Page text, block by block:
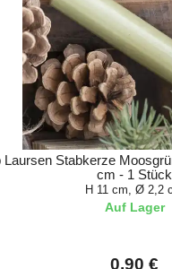
Laursen Stabkerze
cm - 1 Stück
H 11 cm, Ø 2,2
Auf Lager
0,90 €